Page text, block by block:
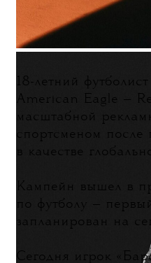
18-летний
American Eagle —
масштабной
спортсменом после
в качестве
Кампейн вышел в
по футболу —
запланирован на
Сегодня игрок